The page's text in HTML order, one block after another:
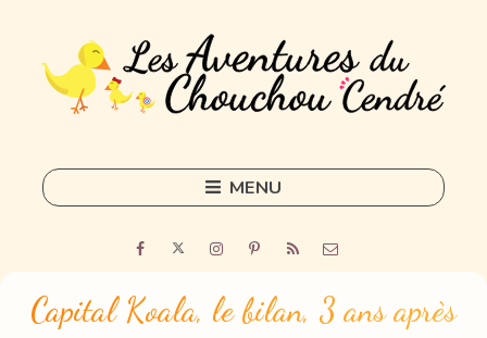
MENU
to
content
Home
Outils
Capital Koala, le bilan, 3 ans après